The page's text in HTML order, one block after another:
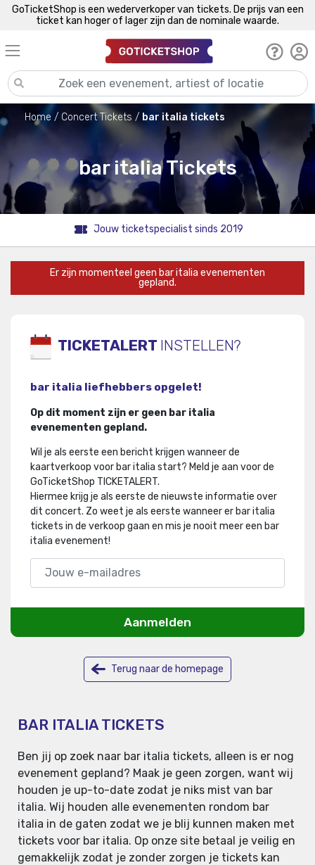
GoTicketShop is een wederverkoper van tickets. De prijs van een
ticket kan hoger of lager zijn dan de nominale waarde.
Home Concert Tickets bar italia tickets
bar italia Tickets
Jouw ticketspecialist sinds 2019
Er zijn momenteel geen bar italia evenementen
gepland.
TICKETALERT INSTELLEN?
bar italia liefhebbers opgelet!
Op dit moment zijn er geen bar italia
evenementen gepland.
Wil je als eerste een bericht krijgen wanneer de
kaartverkoop voor bar italia start? Meld je aan voor de
GoTicketShop TICKETALERT.
Hiermee krijg je als eerste de nieuwste informatie over
dit concert. Zo weet je als eerste wanneer er bar italia
tickets in de verkoop gaan en mis je nooit meer een bar
italia evenement!
Aanmelden
Terug naar de homepage
BAR ITALIA TICKETS
Ben jij op zoek naar bar italia tickets, alleen is er nog
evenement gepland? Maak je geen zorgen, want wij
houden je up-to-date zodat je niks mist van bar
italia. Wij houden alle evenementen rondom bar
italia in de gaten zodat we je blij kunnen maken met
tickets voor bar italia. Op onze site betaal je veilig en
gemakkelijk zodat je zonder zorgen je tickets kan